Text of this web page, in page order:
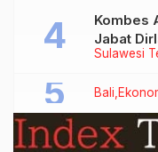
Sulawesi
Kombes
Jabat
Bali